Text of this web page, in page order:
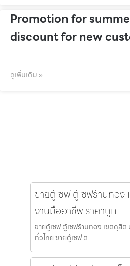
Promotion for
discount for new
ดูเพิ่มเติม »
ขายตู้เซฟ ตู้เซฟร้านทอ
งานมืออาชีพ ราคาถูก
ขายตู้เซฟ ตู้เซฟร้านทอง เขตดุสิ
ทั่วไทย ขายตู้เซฟ ต